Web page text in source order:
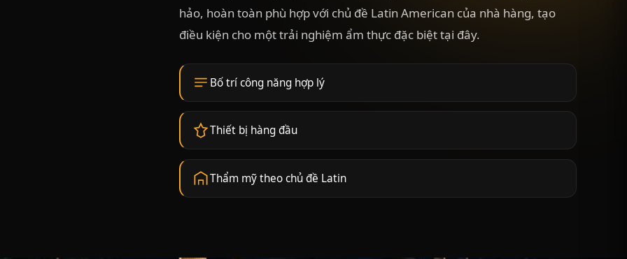
hảo, hoàn toàn phù hợp với chủ đề Latin American của nhà hàng, tạo
điều kiện cho một trải nghiệm ẩm thực đặc biệt tại đây.
Bố trí công năng hợp lý
Thiết bị hàng đầu
Thẩm mỹ theo chủ đề Latin